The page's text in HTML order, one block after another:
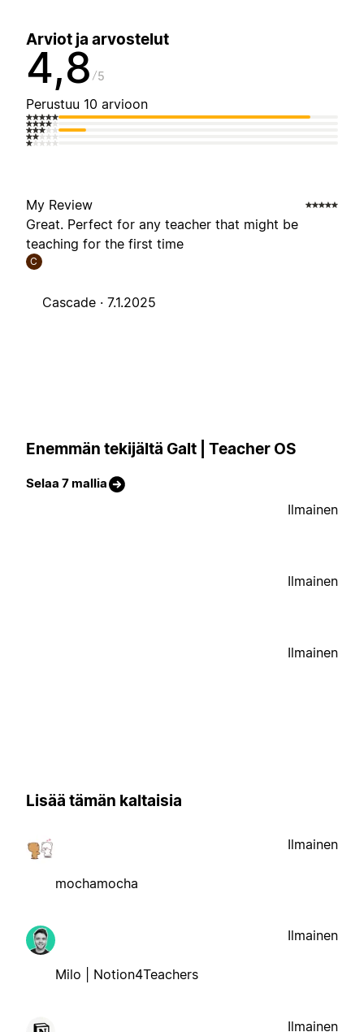
Arviot ja arvostelut
4,8 5
Perustuu 10 arvioon
My Review
Great. Perfect for any teacher that might be
teaching for the first time
C
Cascade · 7.1.2025
Enemmän tekijältä Galt | Teacher OS
Selaa 7 mallia
Ilmainen
Ilmainen
Ilmainen
Lisää tämän kaltaisia
mochamocha
Ilmainen
Milo | Notion4Teachers
Ilmainen
Ilmainen